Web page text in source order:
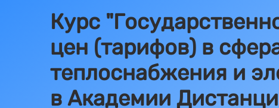
Курс
цен (тарифов) в
теплоснабжения и
в Академии